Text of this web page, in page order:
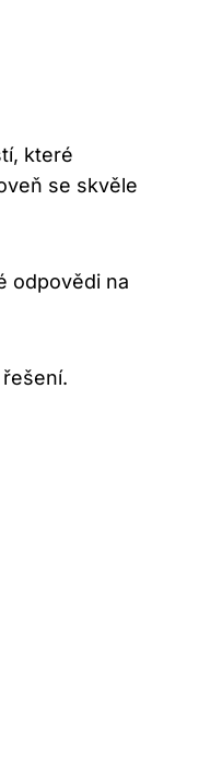
které
se skvěle
odpovědi na